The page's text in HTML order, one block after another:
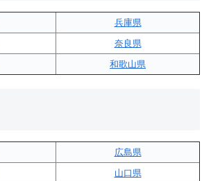
兵庫県
奈良県
和歌山県
広島県
山口県